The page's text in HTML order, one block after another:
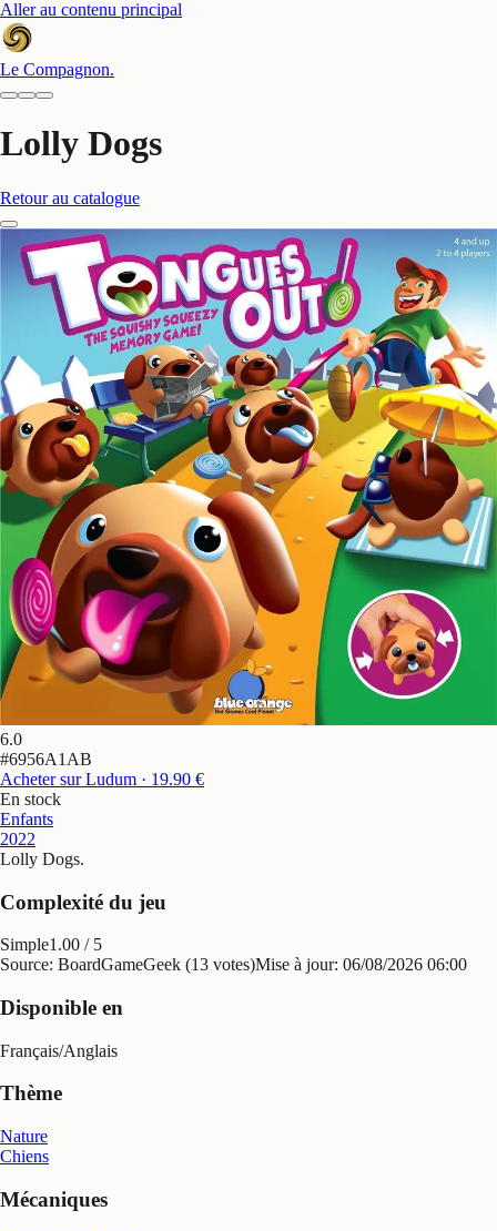
Aller au contenu principal
Le Compagnon.
Lolly Dogs
Retour au catalogue
6.0
#6956A1AB
Acheter sur Ludum · 19.90 €
En stock
Enfants
2022
Lolly Dogs.
Complexité du jeu
Simple1.00 / 5
Source: BoardGameGeek (13 votes)Mise à jour: 06/08/2026 06:00
Disponible en
Français/Anglais
Thème
Nature
Chiens
Mécaniques